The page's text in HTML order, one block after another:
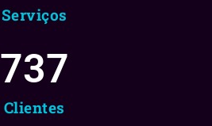
Serviços
Clientes
737